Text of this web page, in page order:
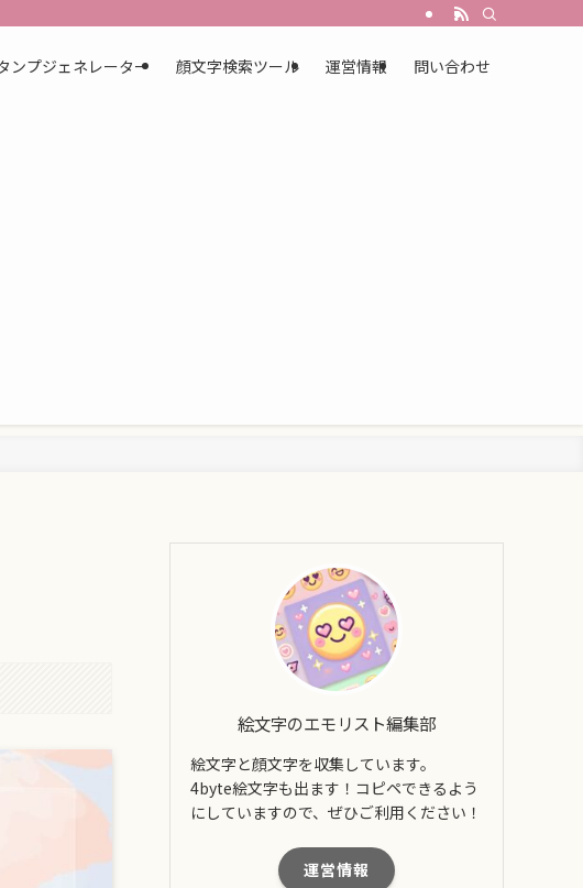
ンプジェネレーター 顔文字検索ツール 運営情報 問い合わせ
絵文字のエモリスト編集部
絵文字と顔文字を収集しています。
4byte絵文字も出ます！コピペできるよう
にしていますので、ぜひご利用ください！
運営情報